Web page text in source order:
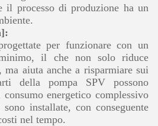
processo di produzione ha un
per funzionare con un
il che non solo riduce
aiuta anche a risparmiare sui
della pompa SPV possono
energetico complessivo
installate, con conseguente
nel tempo.